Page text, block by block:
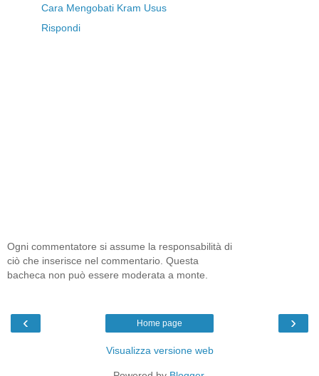
Cara Mengobati Kram Usus
Rispondi
Ogni commentatore si assume la responsabilità di
ciò che inserisce nel commentario. Questa
bacheca non può essere moderata a monte.
‹ ›
Home page
Visualizza versione web